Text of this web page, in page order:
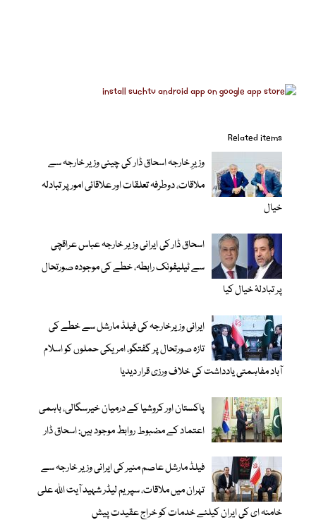
Related items
وزیرِ خارجہ اسحاق ڈار کی چینی وزیر خارجہ سے
ملاقات، دوطرفہ تعلقات اور علاقائی امور پر تبادلہ
خیال
اسحاق ڈار کی ایرانی وزیر خارجہ عباس عراقچی
سے ٹیلیفونک رابطہ، خطے کی موجودہ صورتحال
پر تبادلۂ خیال کیا
ایرانی وزیرخارجہ کی فیلڈ مارشل سے خطے کی
تازہ صورتحال پر گفتگو، امریکی حملوں کو اسلام
آباد مفاہمتی یادداشت کی خلاف ورزی قرار دیدیا
پاکستان اور کروشیا کے درمیان خیرسگالی، باہمی
اعتماد کے مضبوط روابط موجود ہیں: اسحاق ڈار
فیلڈ مارشل عاصم منیر کی ایرانی وزیر خارجہ سے
تہران میں ملاقات، سپریم لیڈر شہید آیت اللہ علی
خامنہ ای کی ایران کیلئے خدمات کو خراج عقیدت پیش